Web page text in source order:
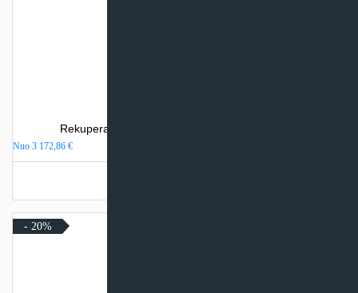
Rekuperatorius Komfovent DOMEKT CF 700 H
Nuo 3 172,86 €
- 20%